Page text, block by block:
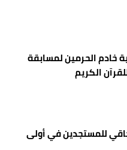
خادم الحرمين لمسابقة
الكريم
للمستجدين في أولى